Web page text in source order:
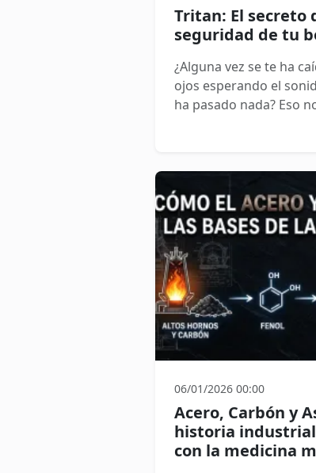
Tritan: El secreto
seguridad de tu
¿Alguna vez se te ha
ojos esperando el
ha
06/01/2026 00:00
Acero, Carbón y
historia
con la medicina